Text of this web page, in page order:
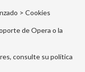
> Cookies
de Opera o la
consulte su política